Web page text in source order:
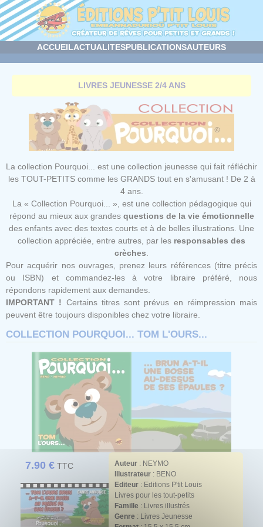
ACCUEILACTUALITESPUBLICATIONSAUTEURS
LIVRES JEUNESSE 2/4 ANS
La collection Pourquoi... est une collection jeunesse qui fait réfléchir
les TOUT-PETITS comme les GRANDS tout en s'amusant ! De 2 à
4 ans.
La « Collection Pourquoi... », est une collection pédagogique qui
répond au mieux aux grandes questions de la vie émotionnelle
des enfants avec des textes courts et à de belles illustrations. Une
collection appréciée, entre autres, par les responsables des
crèches
Pour acquérir nos ouvrages, prenez leurs références (titre précis
ou ISBN) et commandez-les à votre libraire préféré, nous
répondons rapidement aux demandes.
IMPORTANT ! Certains titres sont prévus en réimpression mais
peuvent être toujours disponibles chez votre libraire.
COLLECTION POURQUOI... TOM L'OURS...
7.90 €TTC Auteur: NEYMO
Illustrateur: BENO
Editeur: Editions P'tit Louis
Livres pour les tout-petits
Famille : Livres illustrés
Genre : Livres Jeunesse
Panneau de gestion des cookies